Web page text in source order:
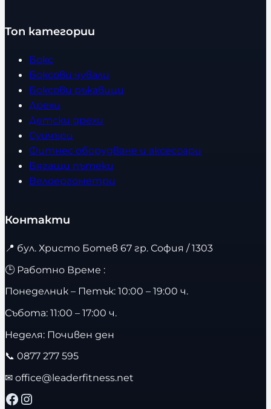
Топ категории
Бокс
Боксови чували
Боксови ръкавици
Дрехи
Детски дрехи
Суичъри
Фитнес оборудване и аксесоари
Бягащи пътеки
Велоергометри
Контакти
📍 бул. Христо Ботев 67 гр. София / 1303
🕒 Работно Време :
Понеделник – Петък: 10:00 – 19:00 ч.
Събота: 11:00 – 17:00 ч.
Неделя: Почивен ден
📞 0877 277 595
✉ office@leaderfitness.net
Facebook Instagram